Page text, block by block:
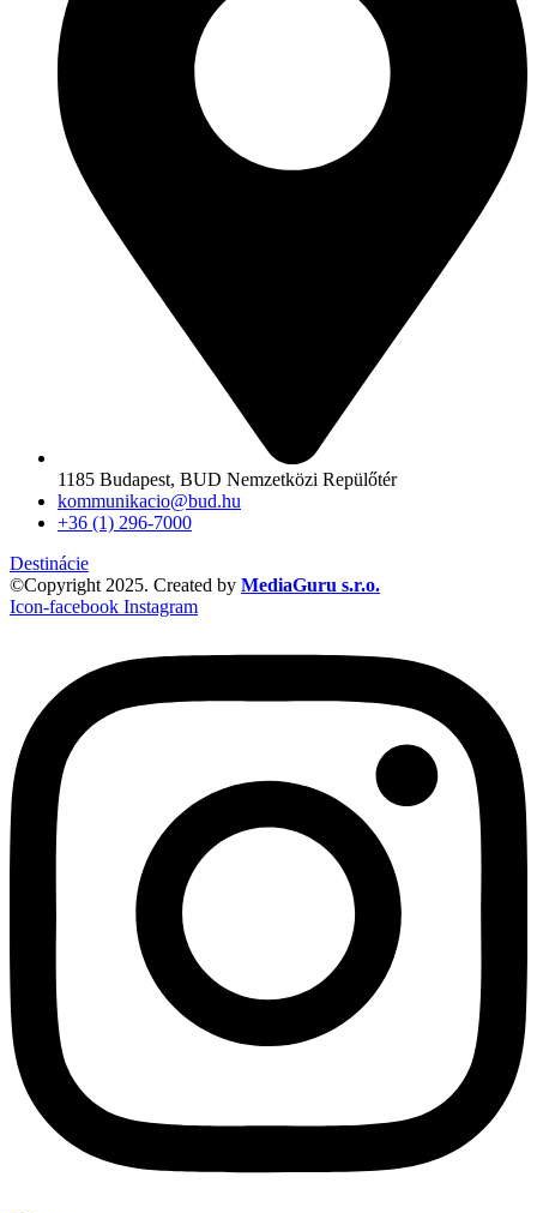
1185 Budapest, BUD Nemzetközi Repülőtér
kommunikacio@bud.hu
+36 (1) 296-7000
Destinácie
©Copyright 2025. Created by MediaGuru s.r.o.
Icon-facebook Instagram